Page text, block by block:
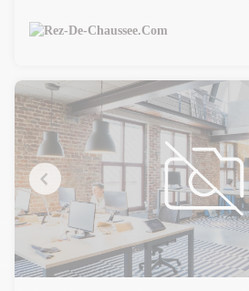
PROFESSIONS LIBERALES à
offrant : 1 salle d'attente, 4 bureaux, 1
cave. Contact : REZ-DE-
Copropriété de 20 lots.
Les informations sur les risques
sont disponibles sur le site
gouv. fr